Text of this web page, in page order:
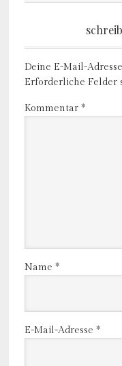
Deine E-Mail-
Erforderliche Felder
Kommentar *
Name *
E-Mail-Adresse *